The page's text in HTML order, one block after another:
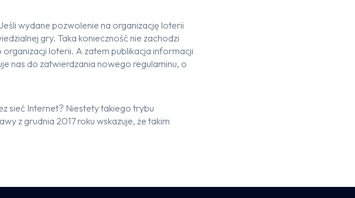
wydane pozwolenie na organizację loterii
gry. Taka konieczność nie zachodzi
loterii. A zatem publikacja informacji
nas do zatwierdzania nowego regulaminu, o
sieć Internet? Niestety takiego trybu
z grudnia 2017 roku wskazuje, że takim